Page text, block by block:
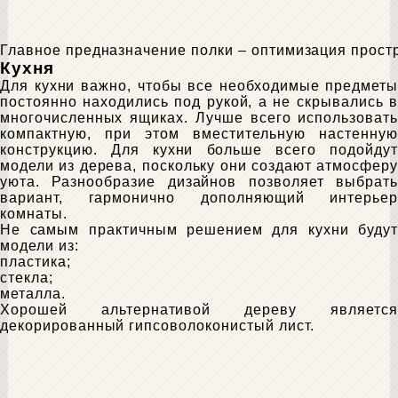
Главное предназначение полки – оптимизация
Кухня
Для кухни важно, чтобы все необходимые предметы
постоянно находились под рукой, а не скрывались в
многочисленных ящиках. Лучше всего использовать
компактную, при этом вместительную настенную
конструкцию. Для кухни больше всего подойдут
модели из дерева, поскольку они создают атмосферу
уюта. Разнообразие дизайнов позволяет выбрать
вариант, гармонично дополняющий интерьер
комнаты.
Не самым практичным решением для кухни будут
модели из:
пластика;
стекла;
металла.
Хорошей альтернативой дереву является
декорированный гипсоволоконистый лист.